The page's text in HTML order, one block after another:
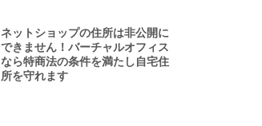
ネットショップの住所は非公開に
できません！バーチャルオフィス
なら特商法の条件を満たし自宅住
所を守れます